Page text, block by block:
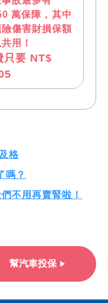
萬保障， 其中
險傷害財損保額
用！
只要 NT$
格
嗎？
不用再賣腎啦！
幫汽車投保